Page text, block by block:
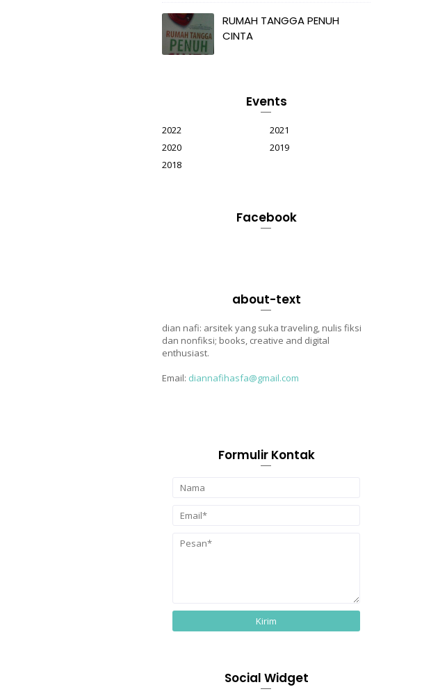
RUMAH TANGGA PENUH
CINTA
Events
2022
2021
2020
2019
2018
Facebook
about-text
dian nafi: arsitek yang suka traveling, nulis fiksi
dan nonfiksi; books, creative and digital
enthusiast.
Email: diannafihasfa@gmail.com
Formulir Kontak
Social Widget